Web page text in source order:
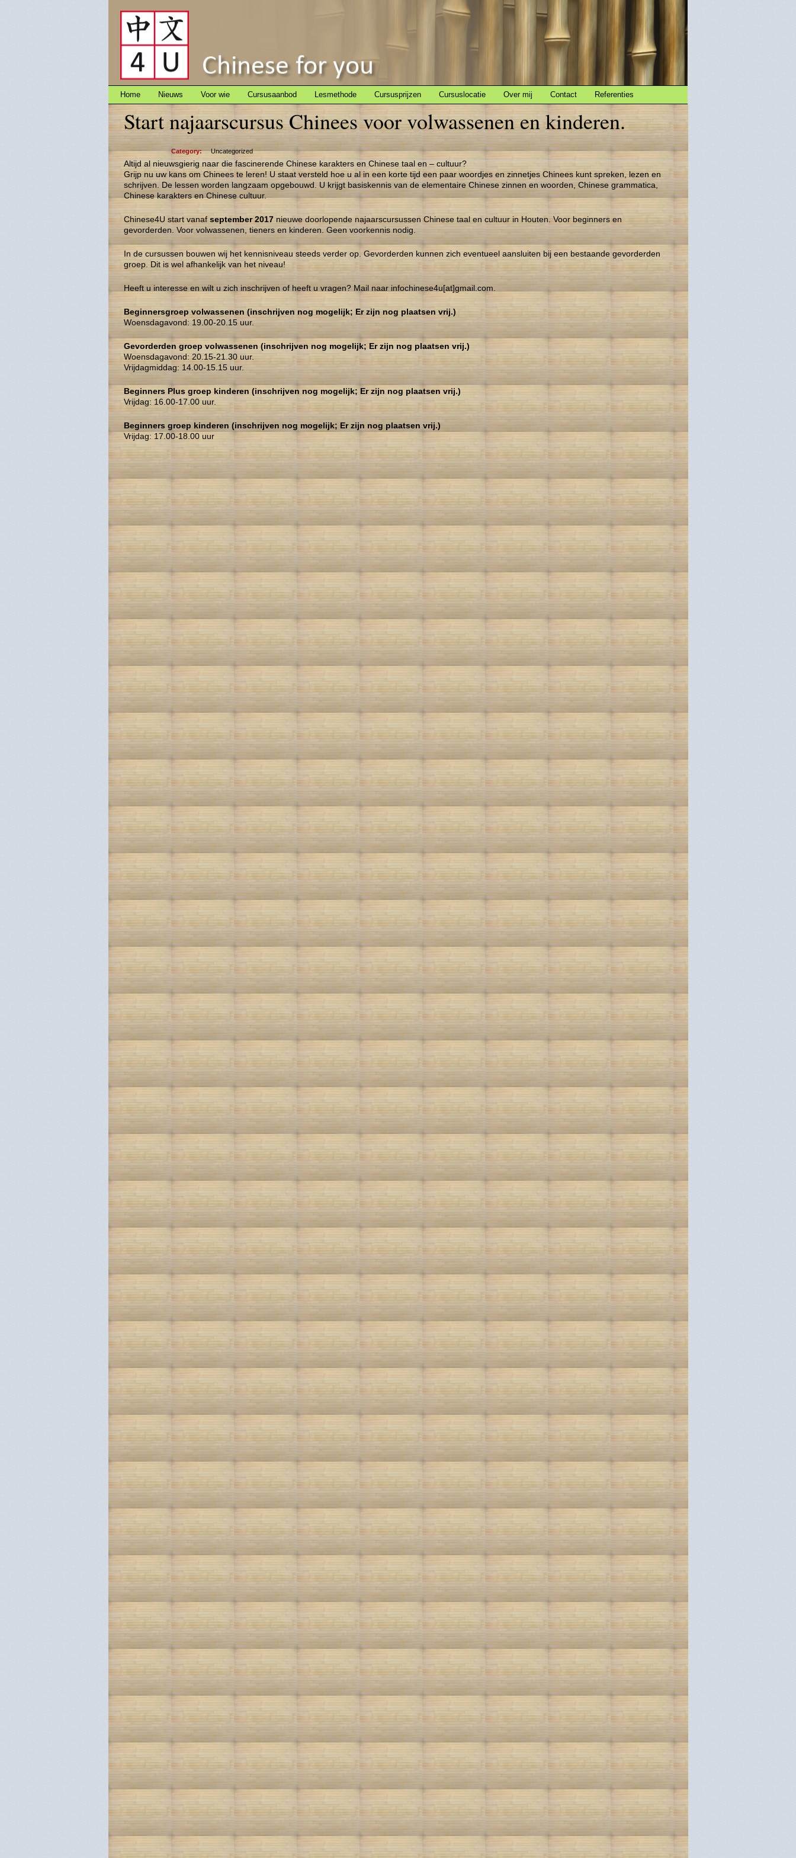
Home Nieuws Voor wie Cursusaanbod Lesmethode Cursusprijzen Cursuslocatie Over mij Contact Referenties
Start najaarscursus Chinees voor volwassenen en kinderen.
Category: Uncategorized
Altijd al nieuwsgierig naar die fascinerende Chinese karakters en Chinese taal en – cultuur?
Grijp nu uw kans om Chinees te leren! U staat versteld hoe u al in een korte tijd een paar woordjes en zinnetjes Chinees kunt spreken, lezen en
schrijven. De lessen worden langzaam opgebouwd. U krijgt basiskennis van de elementaire Chinese zinnen en woorden, Chinese grammatica,
Chinese karakters en Chinese cultuur.
Chinese4U start vanafseptember 2017 nieuwe doorlopende najaarscursussen Chinese taal en cultuur in Houten. Voor beginners en
gevorderden. Voor volwassenen, tieners en kinderen. Geen voorkennis nodig.
In de cursussen bouwen wij het kennisniveau steeds verder op. Gevorderden kunnen zich eventueel aansluiten bij een bestaande gevorderden
groep. Dit is wel afhankelijk van het niveau!
Heeft u interesse en wilt u zich inschrijven of heeft u vragen? Mail naar infochinese4u[at]gmail.com.
Beginnersgroep volwassenen (inschrijven nog mogelijk; Er zijn nog plaatsen vrij.)
Woensdagavond: 19.00-20.15 uur.
Gevorderden groep volwassenen (inschrijven nog mogelijk; Er zijn nog plaatsen vrij.)
Woensdagavond: 20.15-21.30 uur.
Vrijdagmiddag: 14.00-15.15 uur.
Beginners Plus groep kinderen (inschrijven nog mogelijk; Er zijn nog plaatsen vrij.)
Vrijdag: 16.00-17.00 uur.
Beginners groep kinderen (inschrijven nog mogelijk; Er zijn nog plaatsen vrij.)
Vrijdag: 17.00-18.00 uur